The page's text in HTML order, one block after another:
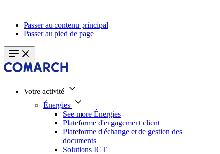
Passer au contenu principal
Passer au pied de page
Votre activité
Énergies
See more Énergies
Plateforme d'engagement client
Plateforme d'échange et de gestion des
documents
Solutions ICT